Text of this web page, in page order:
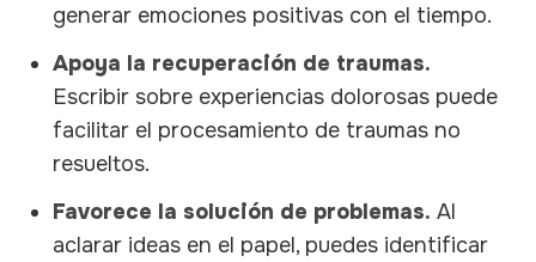
generar emociones positivas con el tiempo.
Apoya la recuperación de traumas.
Escribir sobre experiencias dolorosas puede
facilitar el procesamiento de traumas no
resueltos.
Favorece la solución de problemas. Al
aclarar ideas en el papel, puedes identificar